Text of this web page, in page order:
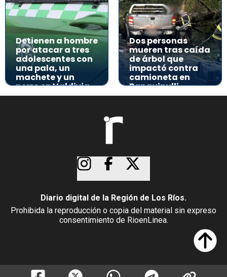
Detienen a hombre
por atacar a tres
adolescentes con
una pala, un
machete y un
perro en Valdivia
Dos personas
mueren tras caída
de árbol que
impactó contra
camioneta en
Panguipulli
Diario digital de la Región de Los Ríos.
Prohibida la reproducción o copia del material sin expreso
consentimiento de RioenLinea.